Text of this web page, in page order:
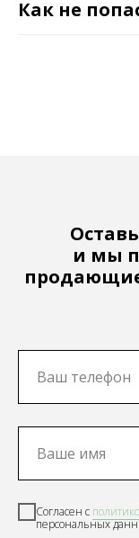
Как не
и мы
Согласен с
персональных